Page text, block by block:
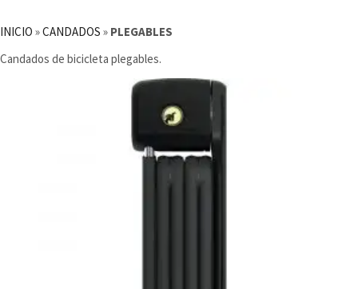
INICIO »CANDADOS » PLEGABLES
Candados de bicicleta plegables.